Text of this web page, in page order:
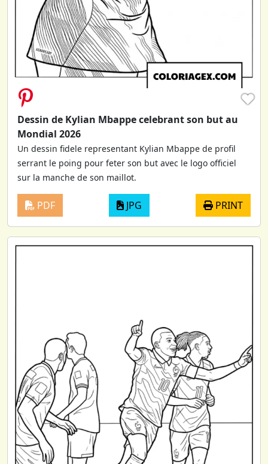
♥
Dessin de Kylian Mbappe celebrant son but au
Mondial 2026
Un dessin fidele representant Kylian Mbappe de profil
serrant le poing pour feter son but avec le logo officiel
sur la manche de son maillot.
PDF JPG PRINT